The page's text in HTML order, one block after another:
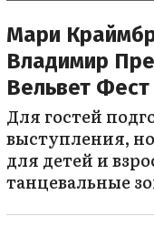
Мари
Владимир
Вельвет Фест
Для гостей
выступления,
для детей и
танцевальные